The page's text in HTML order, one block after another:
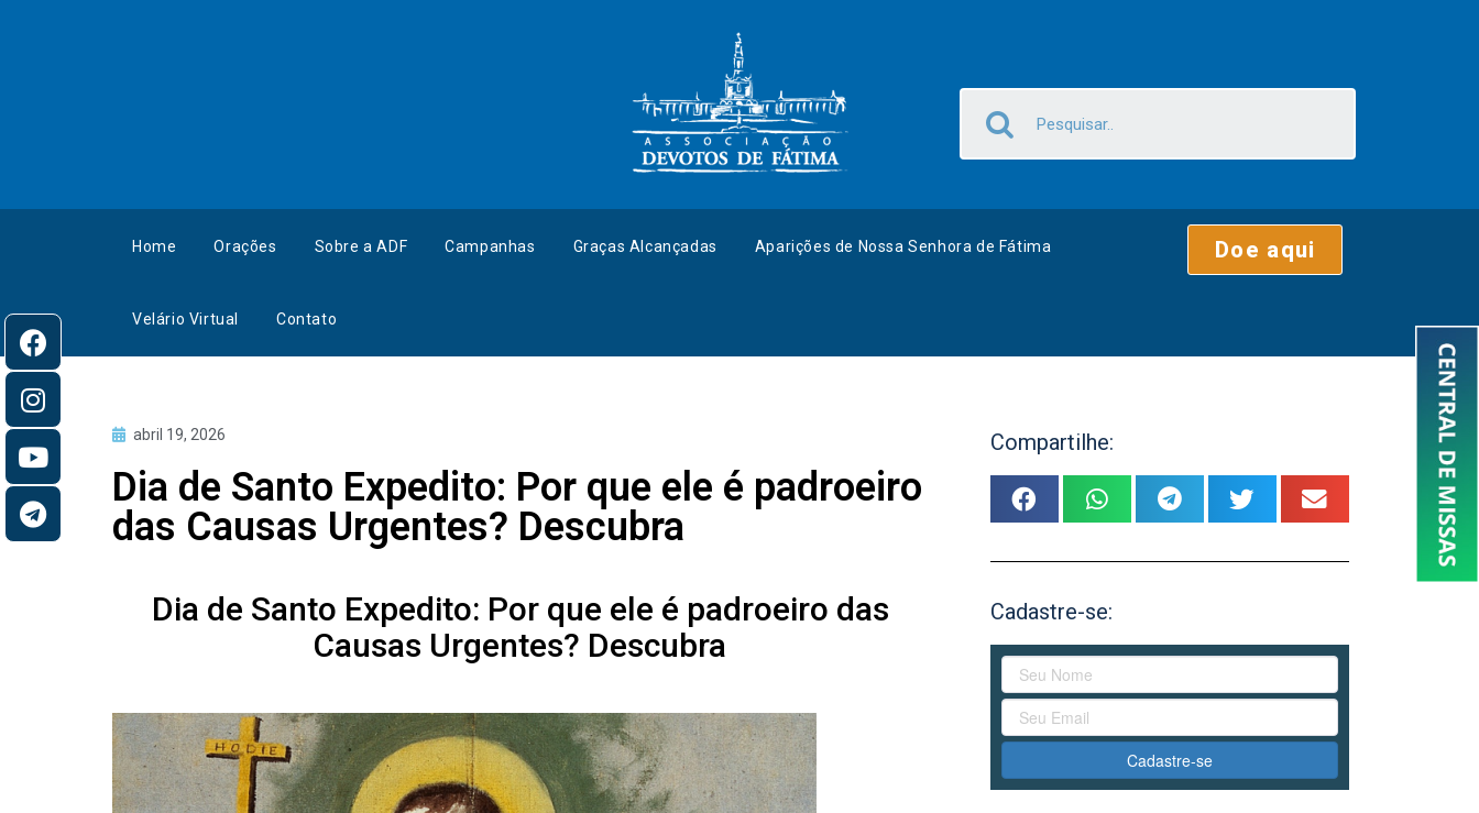
Home Orações Sobre a ADF Campanhas Graças Alcançadas Aparições de Nossa Senhora de Fátima
Velário Virtual Contato
Doe aqui
abril 19, 2026
Dia de Santo Expedito: Por que ele é padroeiro
das Causas Urgentes? Descubra
Dia de Santo Expedito: Por que ele é padroeiro das
Causas Urgentes? Descubra
Compartilhe:
Cadastre-se:
Cadastre-se